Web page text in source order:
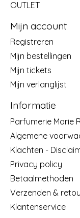
OUTLET
Mijn account
Registreren
Mijn bestellingen
Mijn tickets
Mijn verlanglijst
Informatie
Parfumerie Marie
Algemene
Klachten -
Privacy policy
Betaalmethoden
Verzenden &
Klantenservice